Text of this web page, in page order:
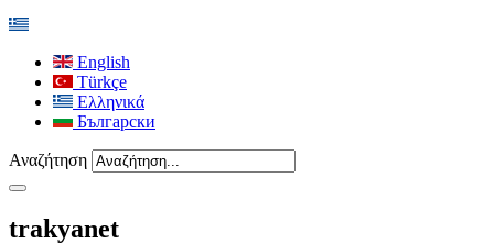
English
Türkçe
Ελληνικά
Български
Αναζήτηση
trakyanet